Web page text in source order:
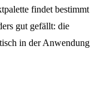
findet bestimmt
gut gefällt: die
in der Anwendung